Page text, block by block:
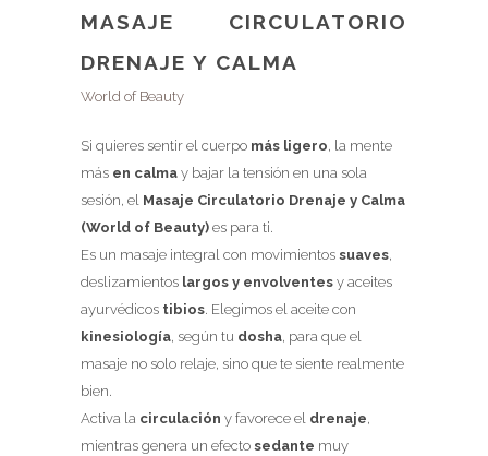
MASAJE CIRCULATORIO
DRENAJE Y CALMA
World of Beauty
Si quieres sentir el cuerpo más ligero, la mente
más en calma y bajar la tensión en una sola
sesión, el Masaje Circulatorio Drenaje y Calma
(World of Beauty) es para ti.
Es un masaje integral con movimientos suaves,
deslizamientos largos y envolventes y aceites
ayurvédicos tibios. Elegimos el aceite con
kinesiología, según tu dosha, para que el
masaje no solo relaje, sino que te siente realmente
bien.
Activa la circulación y favorece el drenaje,
mientras genera un efecto sedante muy